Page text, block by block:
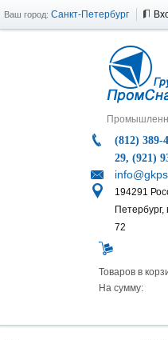
Ваш город: Санкт-Петербург
(812) 389-
29, (921)
194291
Петербург,
72
Товаров в
На сумму: